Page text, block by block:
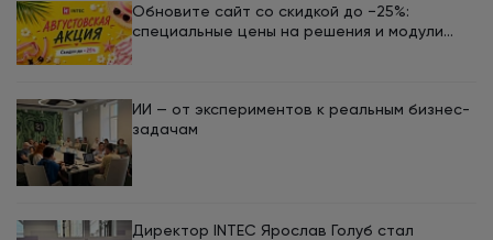
Обновите сайт со скидкой до −25%:
специальные цены на решения и модули
INTEC в августе
ИИ — от экспериментов к реальным бизнес-
задачам
Директор INTEC Ярослав Голуб стал